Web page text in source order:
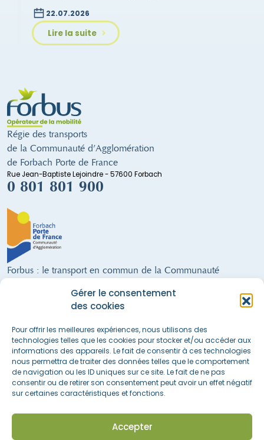
Gérer le consentement
des cookies
Pour offrir les meilleures expériences, nous utilisons des
technologies telles que les cookies pour stocker et/ou accéder aux
informations des appareils. Le fait de consentir à ces technologies
nous permettra de traiter des données telles que le comportement
de navigation ou les ID uniques sur ce site. Le fait de ne pas
consentir ou de retirer son consentement peut avoir un effet négatif
sur certaines caractéristiques et fonctions.
Accepter
Lire la suite
22.07.2026
Régie des transports
de la Communauté d’Agglomération
de Forbach Porte de France
Rue Jean-Baptiste Lejoindre - 57600 Forbach
0 801 801 900
Forbus : le transport en commun de la Communauté
9 lignes régulières · un service de Transport à la Demande · 300 arrêts ·
28 véhicules (dont 21 alimentés au GNV) · 68 salariés · 21 communes
FORBUS AU SERVICE DE LA MOBILITÉ DU TERRITOIRE !
Nous suivre sur les réseaux sociaux
Accès rapide
Actualités & informations